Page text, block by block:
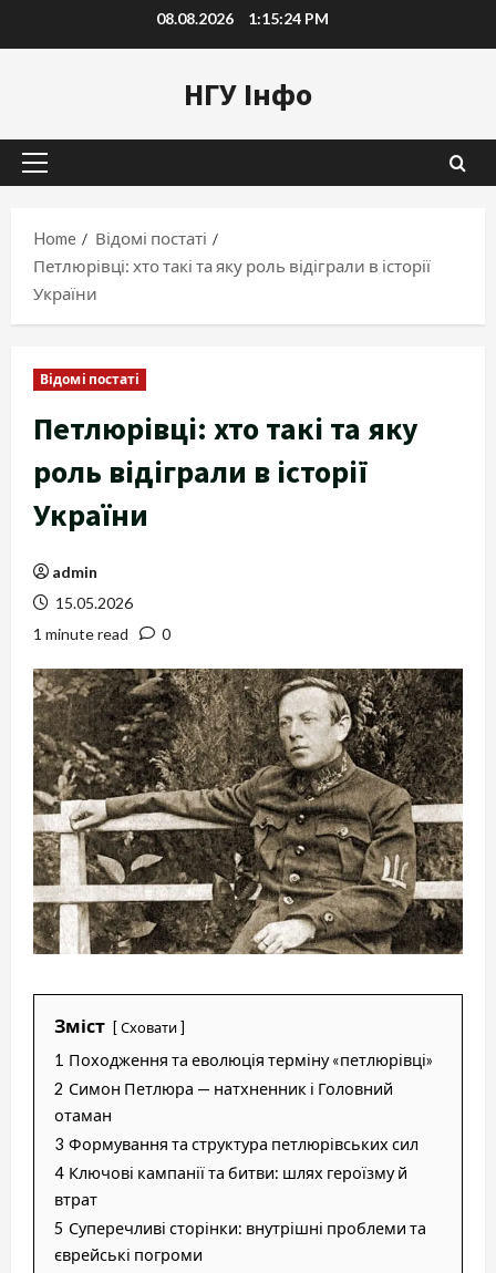
to
08.08.2026 1:15:25 PM
НГУ Інфо
Primary
Home
Відомі постаті
Петлюрівці: хто такі та яку роль відіграли в історії
України
Відомі постаті
Петлюрівці: хто такі та яку
роль відіграли в історії
України
admin
15.05.2026
1 minute read
0
Зміст Сховати
1 Походження та еволюція терміну «петлюрівці»
2 Симон Петлюра — натхненник і Головний
отаман
3 Формування та структура петлюрівських сил
4 Ключові кампанії та битви: шлях героїзму й
втрат
5 Суперечливі сторінки: внутрішні проблеми та
єврейські погроми